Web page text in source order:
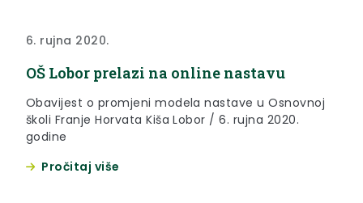
6. rujna 2020.
OŠ Lobor prelazi na online nastavu
Obavijest o promjeni modela nastave u Osnovnoj
školi Franje Horvata Kiša Lobor / 6. rujna 2020.
godine
Pročitaj više